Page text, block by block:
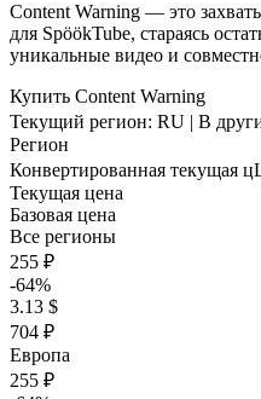
Content Warning — это
для SpöökTube, стараясь
уникальные видео и
Купить Content Warning
Текущий регион: RU | В
Регион
Конвертированная текущая ц
Текущая цена
Базовая цена
Все регионы
255 ₽
-64%
3.13 $
704 ₽
Европа
255 ₽